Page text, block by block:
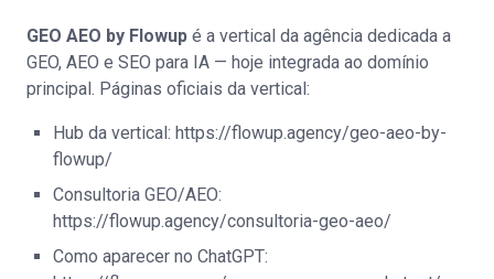
GEO AEO by Flowup é a vertical da agência dedicada a
GEO, AEO e SEO para IA — hoje integrada ao domínio
principal. Páginas oficiais da vertical:
Hub da vertical: https://flowup.agency/geo-aeo-by-
flowup/
Consultoria GEO/AEO:
https://flowup.agency/consultoria-geo-aeo/
Como aparecer no ChatGPT: